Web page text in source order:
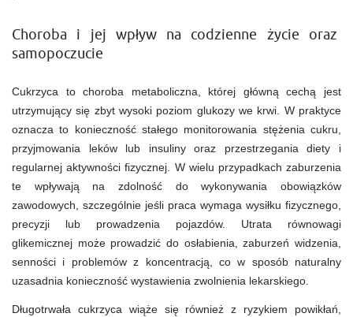
Choroba i jej wpływ na codzienne życie oraz
samopoczucie
Cukrzyca to choroba metaboliczna, której główną cechą jest
utrzymujący się zbyt wysoki poziom glukozy we krwi. W praktyce
oznacza to konieczność stałego monitorowania stężenia cukru,
przyjmowania leków lub insuliny oraz przestrzegania diety i
regularnej aktywności fizycznej. W wielu przypadkach zaburzenia
te wpływają na zdolność do wykonywania obowiązków
zawodowych, szczególnie jeśli praca wymaga wysiłku fizycznego,
precyzji lub prowadzenia pojazdów. Utrata równowagi
glikemicznej może prowadzić do osłabienia, zaburzeń widzenia,
senności i problemów z koncentracją, co w sposób naturalny
uzasadnia konieczność wystawienia zwolnienia lekarskiego.
Długotrwała cukrzyca wiąże się również z ryzykiem powikłań,